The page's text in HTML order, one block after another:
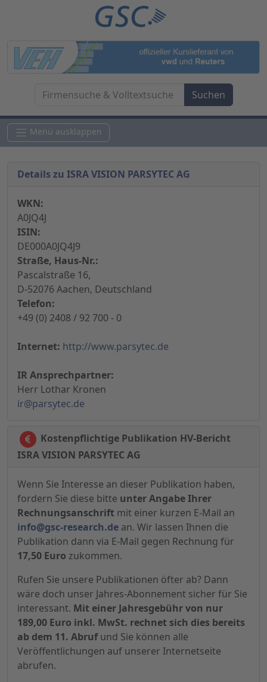
Menü ausklappen
Details zu ISRA VISION PARSYTEC AG
WKN:
A0JQ4J
ISIN:
DE000A0JQ4J9
Straße, Haus-Nr.:
Pascalstraße 16,
D-52076 Aachen, Deutschland
Telefon:
+49 (0) 2408 / 92 700 - 0
Internet: http://www.parsytec.de
IR Ansprechpartner:
Herr Lothar Kronen
ir@parsytec.de
Kostenpflichtige Publikation HV-Bericht
ISRA VISION PARSYTEC AG
Wenn Sie Interesse an dieser Publikation haben,
fordern Sie diese bitte unter Angabe Ihrer
Rechnungsanschrift mit einer kurzen E-Mail an
info@gsc-research.de an. Wir lassen Ihnen die
Publikation dann via E-Mail gegen Rechnung für
17,50 Euro zukommen.
Rufen Sie unsere Publikationen öfter ab? Dann
wäre doch unser Jahres-Abonnement sicher für Sie
interessant. Mit einer Jahresgebühr von nur
189,00 Euro inkl. MwSt. rechnet sich dies bereits
ab dem 11. Abrufund Sie können alle
Veröffentlichungen auf unserer Internetseite
abrufen.